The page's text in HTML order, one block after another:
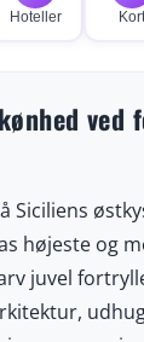
Hoteller Kort
ved
Siciliens
højeste og
juvel